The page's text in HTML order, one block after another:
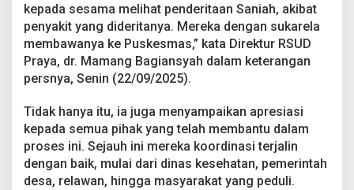
kepada sesama melihat penderitaan Saniah, akibat
penyakit yang dideritanya. Mereka dengan sukarela
membawanya ke Puskesmas,” kata Direktur RSUD
Praya, dr. Mamang Bagiansyah dalam keterangan
persnya, Senin (22/09/2025).
Tidak hanya itu, ia juga menyampaikan apresiasi
kepada semua pihak yang telah membantu dalam
proses ini. Sejauh ini mereka koordinasi terjalin
dengan baik, mulai dari dinas kesehatan, pemerintah
desa, relawan, hingga masyarakat yang peduli.